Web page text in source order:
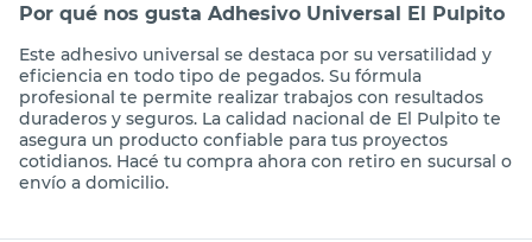
Por qué nos gusta Adhesivo Universal El Pulpito
Este adhesivo universal se destaca por su versatilidad y
eficiencia en todo tipo de pegados. Su fórmula
profesional te permite realizar trabajos con resultados
duraderos y seguros. La calidad nacional de El Pulpito te
asegura un producto confiable para tus proyectos
cotidianos. Hacé tu compra ahora con retiro en sucursal o
envío a domicilio.